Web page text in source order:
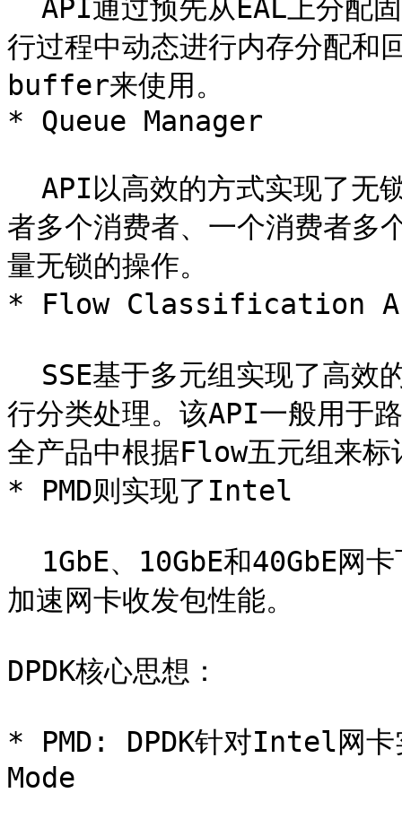
行过程中动态进行内存分配和
buffer来使用。
* Queue Manager
者多个消费者、一个消费者多
量无锁的操作。
* Flow Classification
行分类处理。该API一般用于
全产品中根据Flow五元组来
* PMD则实现了Intel
加速网卡收发包性能。
DPDK核心思想：
* PMD: DPDK针对Intel网卡
Mode